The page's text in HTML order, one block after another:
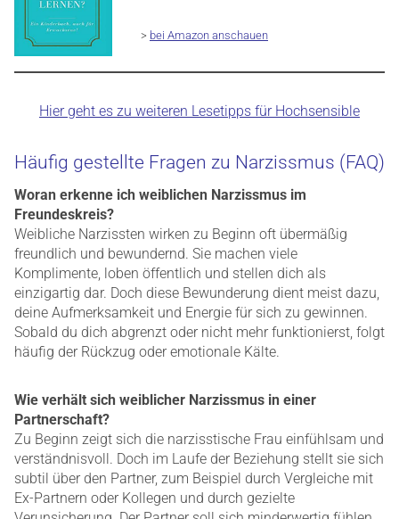
> bei Amazon anschauen
Hier geht es zu weiteren Lesetipps für Hochsensible
Häufig gestellte Fragen zu Narzissmus (FAQ)
Woran erkenne ich weiblichen Narzissmus im
Freundeskreis?
Weibliche Narzissten wirken zu Beginn oft übermäßig
freundlich und bewundernd. Sie machen viele
Komplimente, loben öffentlich und stellen dich als
einzigartig dar. Doch diese Bewunderung dient meist dazu,
deine Aufmerksamkeit und Energie für sich zu gewinnen.
Sobald du dich abgrenzt oder nicht mehr funktionierst, folgt
häufig der Rückzug oder emotionale Kälte.
Wie verhält sich weiblicher Narzissmus in einer
Partnerschaft?
Zu Beginn zeigt sich die narzisstische Frau einfühlsam und
verständnisvoll. Doch im Laufe der Beziehung stellt sie sich
subtil über den Partner, zum Beispiel durch Vergleiche mit
Ex-Partnern oder Kollegen und durch gezielte